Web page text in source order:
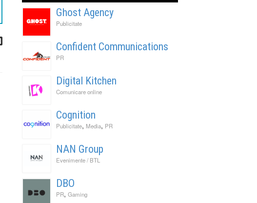
Ghost Agency
Publicitate
Confident Communications
PR
Digital Kitchen
Comunicare online
Cognition
Publicitate, Media, PR
NAN Group
Evenimente / BTL
DBO
PR, Gaming